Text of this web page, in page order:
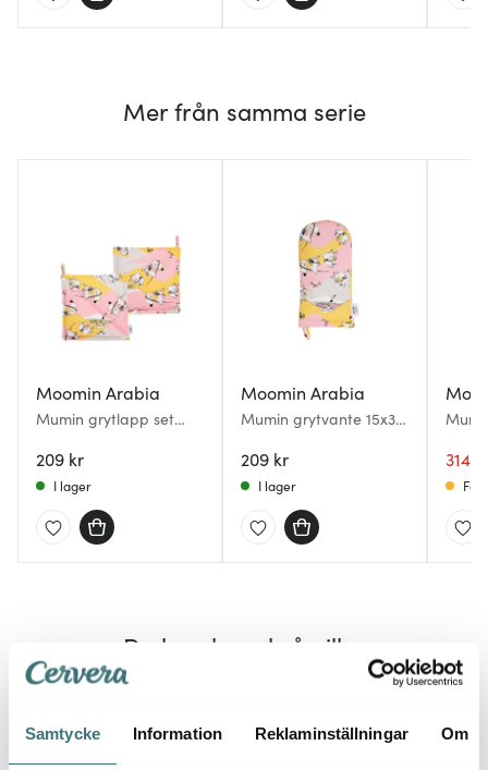
Samtycke Information Reklaminställningar Om
Mer från samma serie
Moomin Arabia
Mumin grytlapp set
Familjemys
209 kr
I lager
Moomin Arabia
Mumin grytvante 15x34
209 kr
I lager
314
Få
Du kanske också gillar
41% 41%